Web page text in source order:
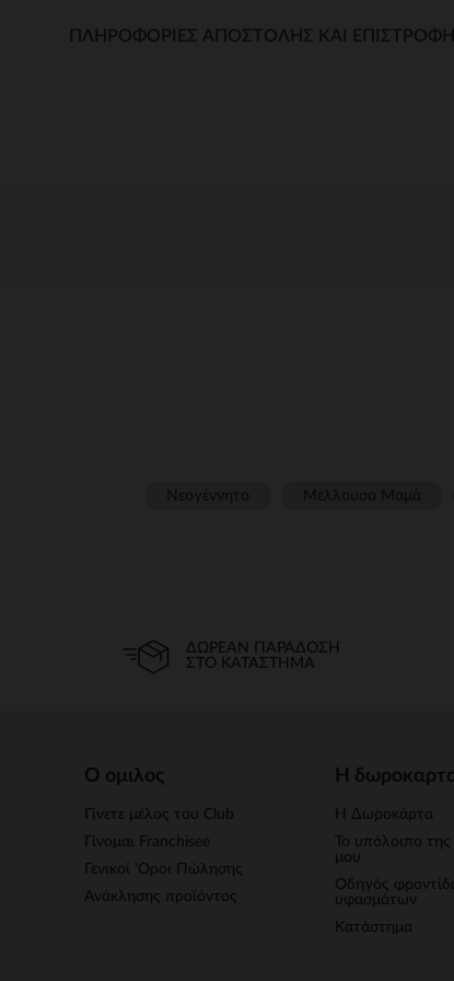
ΠΛΗΡΟΦΟΡΊΕΣ ΑΠΟΣΤΟΛΉΣ ΚΑΙ
ΔΩΡΕΆΝ ΠΑΡΆΔΟΣΗ
ΣΤΟ ΚΑΤΆΣΤΗΜΑ
Ο ομιλος
Γίνετε μέλος του Club
Γίνομαι Franchisee
Γενικοί 'Οροι Πώλησης
Ανάκλησης προϊόντος
Η
Η Δωροκάρτα
Το υπόλοιπο
μου
Οδηγός
υφασμάτων
Κατάστημα